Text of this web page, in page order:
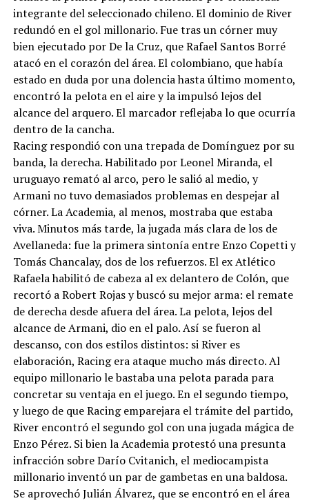
integrante del seleccionado chileno. El dominio de River
redundó en el gol millonario. Fue tras un córner muy
bien ejecutado por De la Cruz, que Rafael Santos Borré
atacó en el corazón del área. El colombiano, que había
estado en duda por una dolencia hasta último momento,
encontró la pelota en el aire y la impulsó lejos del
alcance del arquero. El marcador reflejaba lo que ocurría
dentro de la cancha.
Racing respondió con una trepada de Domínguez por su
banda, la derecha. Habilitado por Leonel Miranda, el
uruguayo remató al arco, pero le salió al medio, y
Armani no tuvo demasiados problemas en despejar al
córner. La Academia, al menos, mostraba que estaba
viva. Minutos más tarde, la jugada más clara de los de
Avellaneda: fue la primera sintonía entre Enzo Copetti y
Tomás Chancalay, dos de los refuerzos. El ex Atlético
Rafaela habilitó de cabeza al ex delantero de Colón, que
recortó a Robert Rojas y buscó su mejor arma: el remate
de derecha desde afuera del área. La pelota, lejos del
alcance de Armani, dio en el palo. Así se fueron al
descanso, con dos estilos distintos: si River es
elaboración, Racing era ataque mucho más directo. Al
equipo millonario le bastaba una pelota parada para
concretar su ventaja en el juego. En el segundo tiempo,
y luego de que Racing emparejara el trámite del partido,
River encontró el segundo gol con una jugada mágica de
Enzo Pérez. Si bien la Academia protestó una presunta
infracción sobre Darío Cvitanich, el mediocampista
millonario inventó un par de gambetas en una baldosa.
Se aprovechó Julián Álvarez, que se encontró en el área